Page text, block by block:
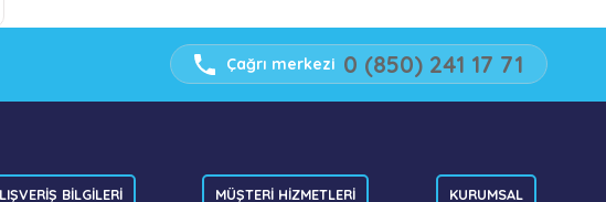
Çağrı merkezi 0 (850) 241 17 71
BİLGİLERİ MÜŞTERİ HİZMETLERİ KURUMSAL